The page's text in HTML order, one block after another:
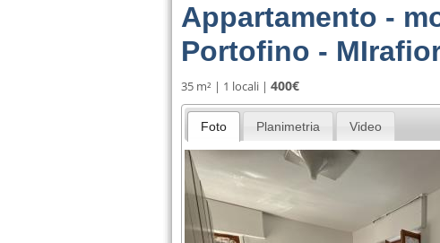
Appartamento -
Portofino -
35 m² | 1 locali | 400€
Foto Planimetria Video